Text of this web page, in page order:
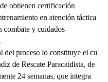
obtienen certificación
en atención táctica
combate y cuidados
del proceso lo constituye el cu
de Rescate Paracaidista, de
24 semanas, que integra